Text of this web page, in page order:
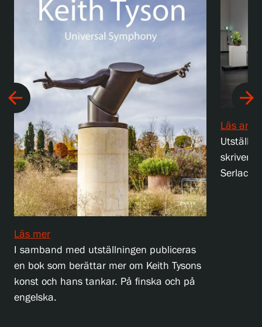
arrow_back arrow_forward
Läs mer
I samband med utställningen publiceras
en bok som berättar mer om Keith Tysons
konst och hans tankar. På finska och på
engelska.
Läs
skriver